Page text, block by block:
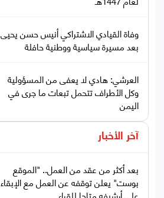
وفاة القيادي الاشتراكي أنيس حسن يحيى
بعد مسيرة سياسية ووطنية حافلة
العرشي: هادي لا يعفى من المسؤولية
وكل الأطراف تتحمل تبعات ما جرى في
اليمن
آخر الأخبار
بعد أكثر من عقد من العمل.. "الموقع
بوست" يعلن توقفه عن العمل مع الإبقاء